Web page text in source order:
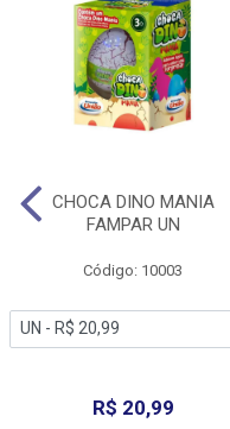
CHOCA DINO MANIA
FAMPAR UN
Código: 10003
R$ 20,99